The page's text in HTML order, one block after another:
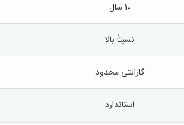
10 سال
نسبتاً بالا
گارانتی محدود
استاندارد